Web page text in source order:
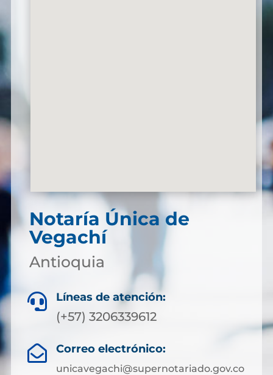
Notaría Única de
Vegachí
Antioquia
 Líneas de atención:
(+57) 3206339612
 Correo electrónico:
unicavegachi@supernotariado.gov.co